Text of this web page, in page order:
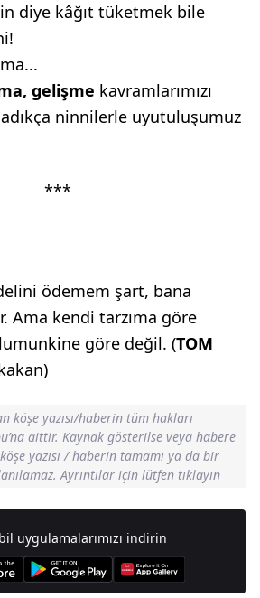
diye kâğıt tüketmek bile
gelişme kavramlarımızı
ninnilerle uyutuluşumuz
***
ödemem şart, bana
Ama kendi tarzıma göre
göre değil. (TOM
köşe yazısı/haberin tüm hakları
aittir. Kaynak gösterilse veya habere
yazısı / haberin tamamı ya da bir
Ayrıntılar için lütfen tıklayın
uygulamalarımızı indirin